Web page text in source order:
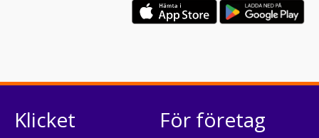
Klicket För företag